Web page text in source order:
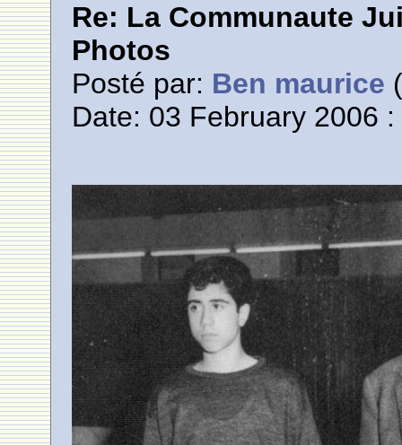
Re: La Communaute
Photos
Posté par: Ben maurice
Date: 03 February 2006